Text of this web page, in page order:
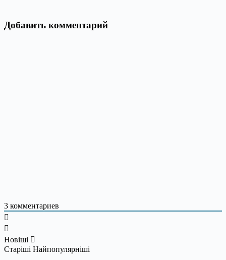
Добавить комментарий
3 комментариев
Новіші
Старіші Найпопулярніші